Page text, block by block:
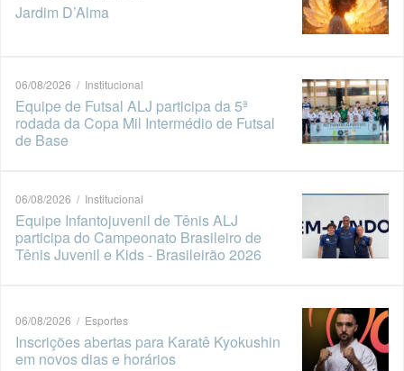
Jardim D’Alma
06/08/2026 / Institucional
Equipe de Futsal ALJ participa da 5ª
rodada da Copa Mil Intermédio de Futsal
de Base
06/08/2026 / Institucional
Equipe Infantojuvenil de Tênis ALJ
participa do Campeonato Brasileiro de
Tênis Juvenil e Kids - Brasileirão 2026
06/08/2026 / Esportes
Inscrições abertas para Karatê Kyokushin
em novos dias e horários